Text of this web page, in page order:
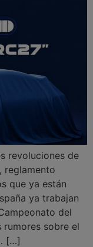
revoluciones de
reglamento
que ya están
ya trabajan
del
rumores sobre el
[…]